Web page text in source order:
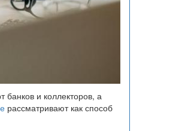
банков и коллекторов, а
рассматривают как способ